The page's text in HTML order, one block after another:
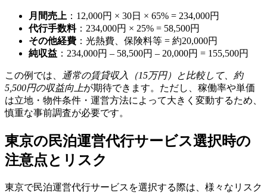
月間売上 ：12,000円 × 30日 × 65% = 234,000円
代行手数料：234,000円 × 25% = 58,500円
その他経費 ：光熱費、保険料等 = 約20,000円
純収益 ：234,000円 – 58,500円 – 20,000円 = 155,500円
この例では、 通常の賃貸収入（15万円）と比較して、約
5,500円の収益向上が期待できます。ただし、稼働率や単価
は立地・物件条件・運営方法によって大きく変動するため、
慎重な事前調査が必要です。
東京の民泊運営代行サービス選択時の
注意点とリスク
東京で民泊運営代行サービスを選択する際は、様々なリスク